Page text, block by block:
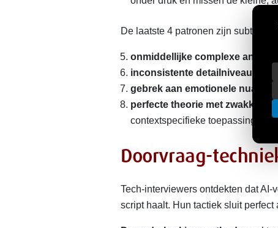
De laatste 4 patronen zijn
onmiddellijke complexe
inconsistente detailniveaus
gebrek aan emotionele nuance
perfecte theorie met zwakke
contextspecifieke toepassingen.
Doorvraag-
Tech-interviewers ontdekten dat
script haalt. Hun tactiek sluit perfect